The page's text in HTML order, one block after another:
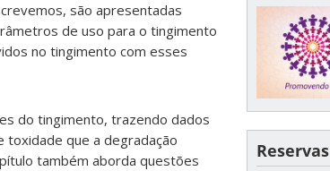
são apresentadas
de uso para o tingimento
no tingimento com esses
do tingimento, trazendo dados
toxidade que a degradação
também aborda questões
Reservas